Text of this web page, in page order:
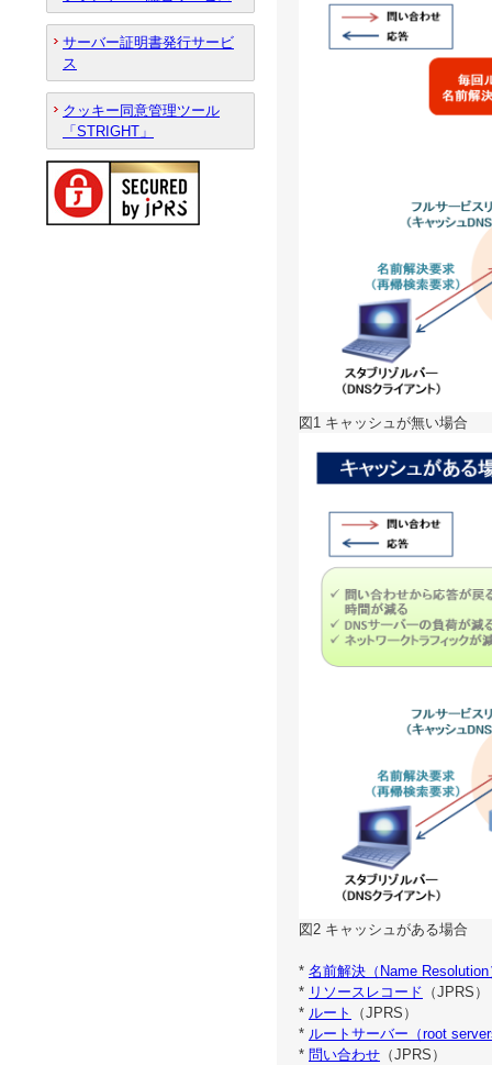
図1 キャッシュが無い場合
図2 キャッシュがある場合
* 名前解決（Name Resolution
* リソースレコード （JPRS）
* ルート
（JPRS）
* ルートサーバー（root
* 問い合わせ （JPRS）
サーバー証明書発行サービ
ス
クッキー同意管理ツール
「STRIGHT」